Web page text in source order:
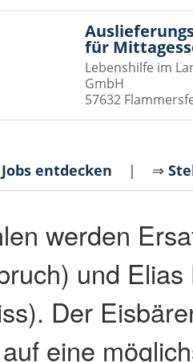
für
Lebenshilfe im
GmbH
57632
entdecken | ⇒
werden
und Elias
Der
eine